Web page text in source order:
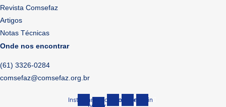
Revista Comsefaz
Artigos
Notas Técnicas
Onde nos encontrar
(61) 3326-0284
comsefaz@comsefaz.org.br
InstagramX-
twitter
FacebookYoutubeLinkedin